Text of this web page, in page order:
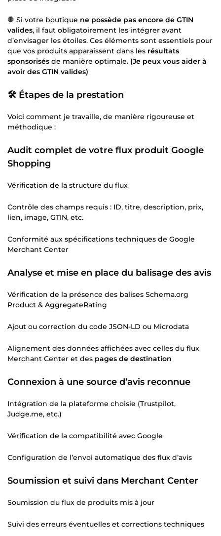
🛑 Si votre boutique ne possède pas encore de GTIN
valides, il faut obligatoirement les intégrer avant
d’envisager les étoiles. Ces éléments sont essentiels pour
que vos produits apparaissent dans les résultats
sponsorisés de manière optimale. (Je peux vous aider à
avoir des GTIN valides)
🛠️ Étapes de la prestation
Voici comment je travaille, de manière rigoureuse et
méthodique :
Audit complet de votre flux produit Google
Shopping
Vérification de la structure du flux
Contrôle des champs requis : ID, titre, description, prix,
lien, image, GTIN, etc.
Conformité aux spécifications techniques de Google
Merchant Center
Analyse et mise en place du balisage des avis
Vérification de la présence des balises Schema.org
Product & AggregateRating
Ajout ou correction du code JSON-LD ou Microdata
Alignement des données affichées avec celles du flux
Merchant Center et des pages de destination
Connexion à une source d’avis reconnue
Intégration de la plateforme choisie (Trustpilot,
Judge.me, etc.)
Vérification de la compatibilité avec Google
Configuration de l’envoi automatique des flux d’avis
Soumission et suivi dans Merchant Center
Soumission du flux de produits mis à jour
Suivi des erreurs éventuelles et corrections techniques